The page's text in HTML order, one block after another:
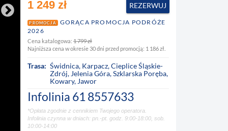
1 249 zł REZERWUJ
PROMOCJA
GORĄCA PROMOCJA PODRÓŻE
2026
Cena katalogowa: 1 799 zł
Najniższa cena w okresie 30 dni przed promocją: 1 186 zł.
Trasa: Świdnica, Karpacz,Cieplice Śląskie-
Zdrój, Jelenia Góra,Szklarska Poręba,
Kowary, Jawor
Infolinia 61 8557633
*Opłata zgodnie z cennikiem Twojego operatora.
Infolinia czynna w dniach: pn.-pt. godz. 9:00-18:00, sob.
10:00-14:00